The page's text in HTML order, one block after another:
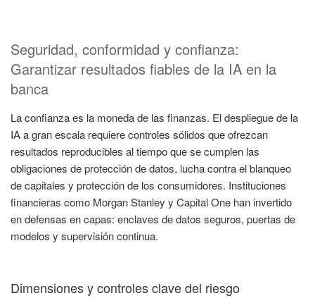
Seguridad, conformidad y confianza:
Garantizar resultados fiables de la IA en la
banca
La confianza es la moneda de las finanzas. El despliegue de la
IA a gran escala requiere controles sólidos que ofrezcan
resultados reproducibles al tiempo que se cumplen las
obligaciones de protección de datos, lucha contra el blanqueo
de capitales y protección de los consumidores. Instituciones
financieras como Morgan Stanley y Capital One han invertido
en defensas en capas: enclaves de datos seguros, puertas de
modelos y supervisión continua.
Dimensiones y controles clave del riesgo